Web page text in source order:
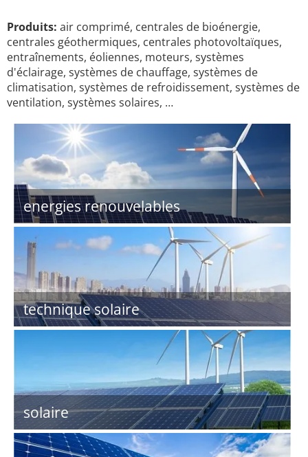
Produits: air comprimé, centrales de bioénergie,
centrales géothermiques, centrales photovoltaïques,
entraînements, éoliennes, moteurs, systèmes
d'éclairage, systèmes de chauffage, systèmes de
climatisation, systèmes de refroidissement, systèmes de
ventilation, systèmes solaires, …
energies renouvelables
technique solaire
solaire